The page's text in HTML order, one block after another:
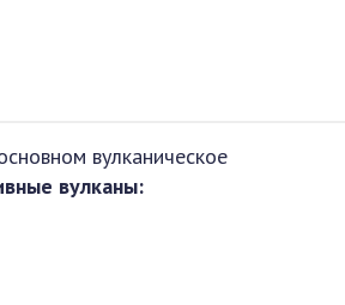
вулканическое
вулканы: